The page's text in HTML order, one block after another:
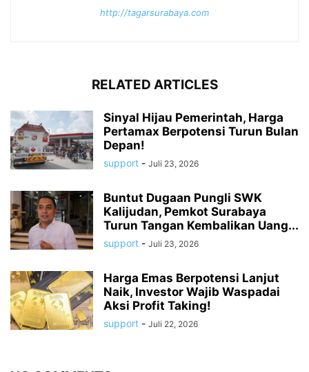
http://tagarsurabaya.com
RELATED ARTICLES
Sinyal Hijau Pemerintah, Harga
Pertamax Berpotensi Turun Bulan
Depan!
support - Juli 23, 2026
Buntut Dugaan Pungli SWK
Kalijudan, Pemkot Surabaya
Turun Tangan Kembalikan Uang...
support - Juli 23, 2026
Harga Emas Berpotensi Lanjut
Naik, Investor Wajib Waspadai
Aksi Profit Taking!
support - Juli 22, 2026